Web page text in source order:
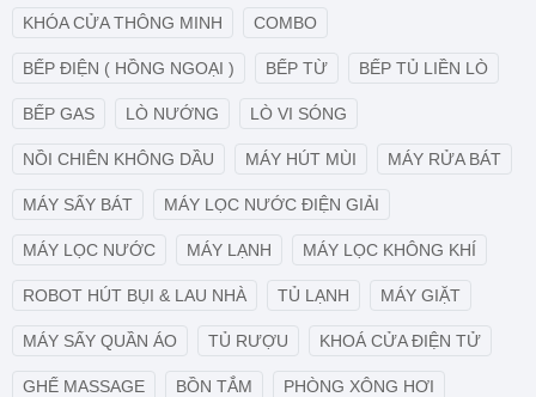
KHÓA CỬA THÔNG MINH COMBO
BẾP ĐIỆN ( HỒNG NGOẠI ) BẾP TỪ BẾP TỦ LIỀN LÒ
BẾP GAS LÒ NƯỚNG LÒ VI SÓNG
NỒI CHIÊN KHÔNG DẦU MÁY HÚT MÙI MÁY RỬA BÁT
MÁY SẤY BÁT MÁY LỌC NƯỚC ĐIỆN GIẢI
MÁY LỌC NƯỚC MÁY LẠNH MÁY LỌC KHÔNG KHÍ
ROBOT HÚT BỤI & LAU NHÀ TỦ LẠNH MÁY GIẶT
MÁY SẤY QUẦN ÁO TỦ RƯỢU KHOÁ CỬA ĐIỆN TỬ
GHẾ MASSAGE BỒN TẮM PHÒNG XÔNG HƠI